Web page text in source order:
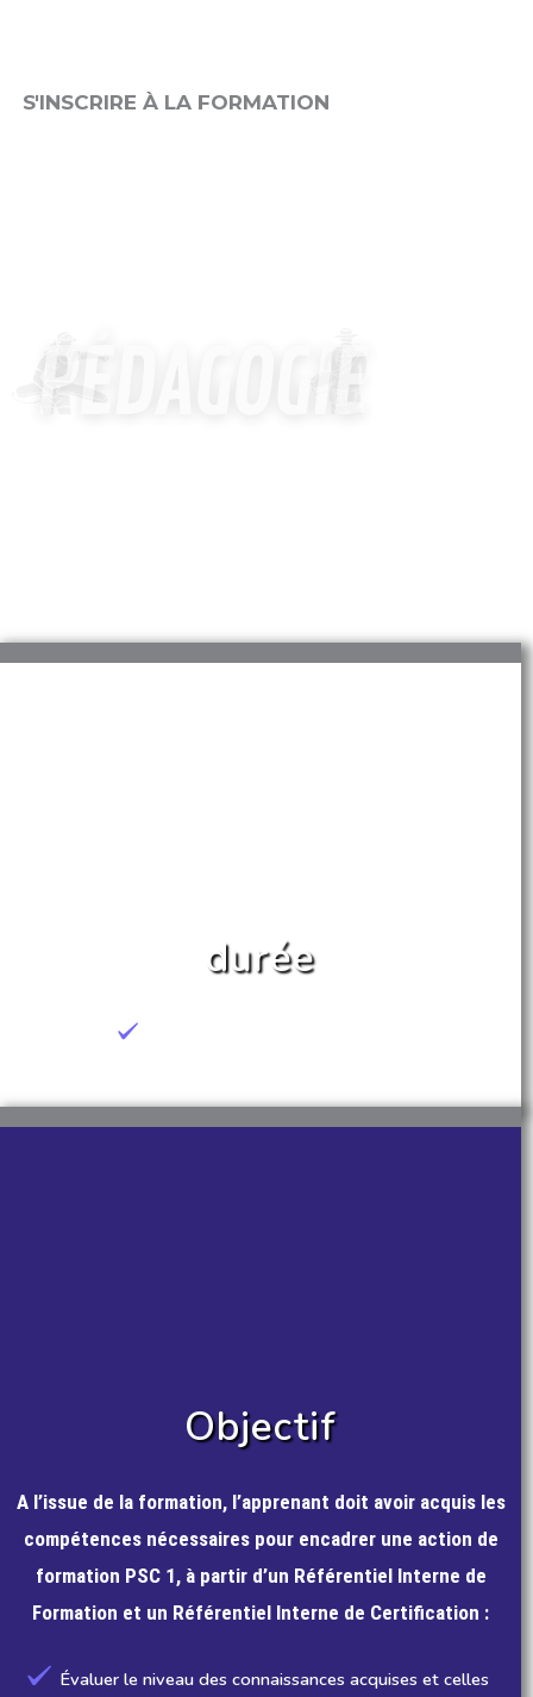
S'INSCRIRE À LA FORMATION
durée
Objectif
A l’issue de la formation, l’apprenant doit avoir acquis les
compétences nécessaires pour encadrer une action de
formation PSC 1, à partir d’un Référentiel Interne de
Formation et un Référentiel Interne de Certification :
Évaluer le niveau des connaissances acquises et celles